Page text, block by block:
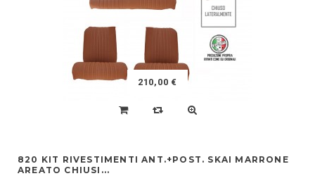
210,00 €
820 KIT RIVESTIMENTI ANT.+POST. SKAI MARRONE
AREATO CHIUSI...